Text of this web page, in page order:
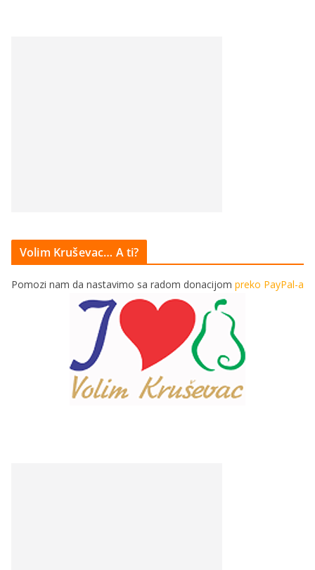
Volim Kruševac… A ti?
Pomozi nam da nastavimo sa radom donacijom preko PayPal-a